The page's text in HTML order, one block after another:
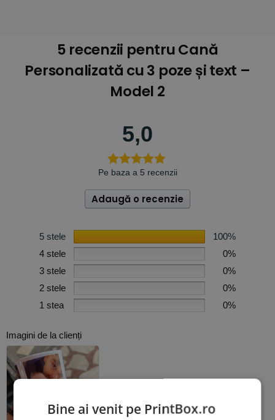
5 recenzii pentruCană
Personalizată cu 3 poze și text –
Model 2
5,0
Pe baza a 5 recenzii
Adaugă o recenzie
5 stele
100%
4 stele
0%
3 stele
0%
2 stele
0%
1 stea
0%
Imagini de la clienți
Bine ai venit pe PrintBox.ro